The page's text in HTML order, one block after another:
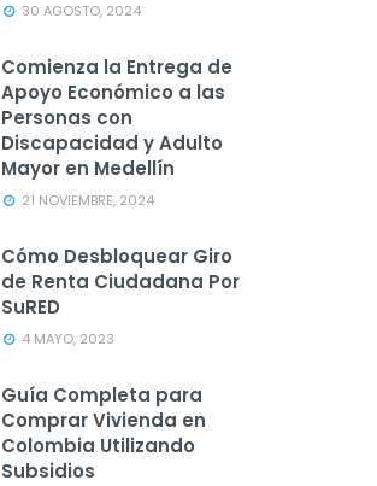
30 AGOSTO, 2024
Comienza la Entrega de
Apoyo Económico a las
Personas con
Discapacidad y Adulto
Mayor en Medellín
21 NOVIEMBRE, 2024
Cómo Desbloquear Giro
de Renta Ciudadana Por
SuRED
4 MAYO, 2023
Guía Completa para
Comprar Vivienda en
Colombia Utilizando
Subsidios